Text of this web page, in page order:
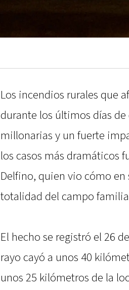
Los incendios rurales que
durante los últimos días
millonarias y un fuerte
los casos más dramáticos
Delfino, quien vio cómo en
totalidad del campo
El hecho se registró el 26
rayo cayó a unos 40
unos 25 kilómetros de la